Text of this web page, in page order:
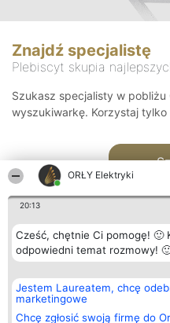
ORŁY Elektryki
20:13
Cześć, chętnie Ci pomogę! 🙂
odpowiedni temat rozmowy!
Jestem Laureatem, chcę
marketingowe
Chcę zgłosić swoją firmę do
Znajdź specjalistę
Plebiscyt skupia
Szukasz specjalisty w pobliżu
wyszukiwarkę. Korzystaj tylko
Organizator plebiscytu
Bright Side Solutions sp. z o.
o. sp. k.
ul. Ruska 22